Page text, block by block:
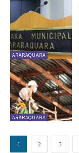
ARARAQUARA
ARARAQUARA
1 2 3